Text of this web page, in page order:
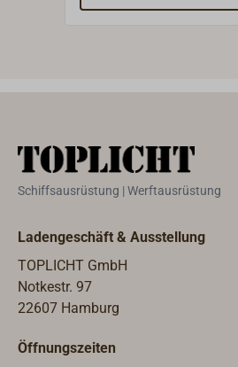
oder Delrin mit Holzgriff.
Schiffsausrüstung | Werftausrüstung
Ladengeschäft & Ausstellung
TOPLICHT GmbH
Notkestr. 97
22607 Hamburg
Öffnungszeiten